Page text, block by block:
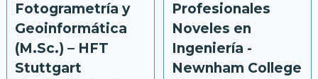
Fotogrametría y
Geoinformática
(M.Sc.) – HFT
Stuttgart
Profesionales
Noveles en
Ingeniería -
Newnham College